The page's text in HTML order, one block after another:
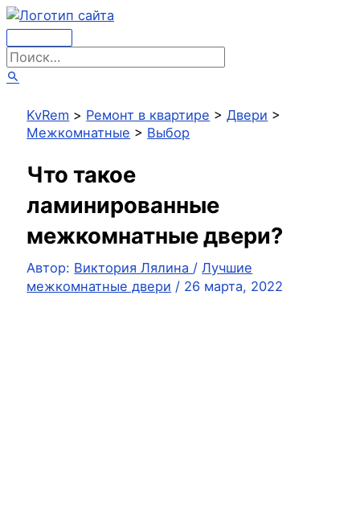
Перейти
к
содержимому
Главное
меню
Поиск:
KvRem > Ремонт в квартире >Двери >
Межкомнатные > Выбор
Что такое
ламинированные
межкомнатные двери?
Автор: Виктория Лялина /Лучшие
межкомнатные двери / 26 марта, 2022